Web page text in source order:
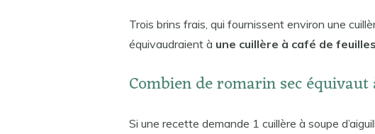
Trois brins frais, qui fournissent environ une
équivaudraient à une cuillère à café de
Combien de romarin sec
Si une recette demande 1 cuillère à soupe